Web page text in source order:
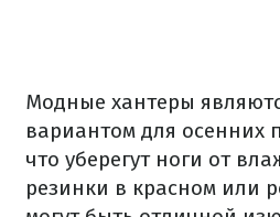
Модные хантеры
вариантом для осенних
что уберегут ноги от
резинки в красном или